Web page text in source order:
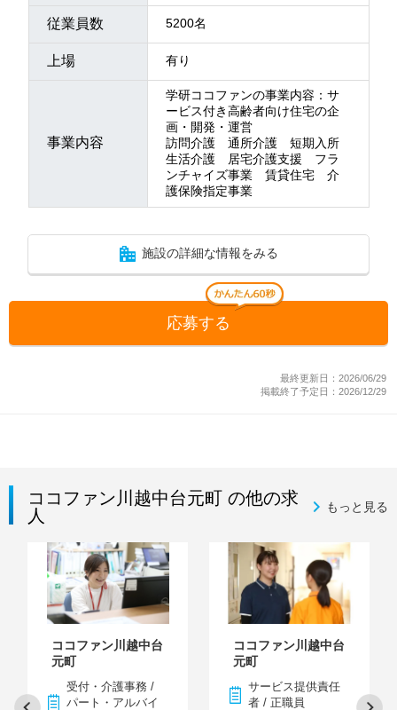
従業員数 5200名
上場 有り
事業内容
学研ココファンの事業内容：サ
ービス付き高齢者向け住宅の企
画・開発・運営
訪問介護 通所介護 短期入所
生活介護 居宅介護支援 フラ
ンチャイズ事業 賃貸住宅 介
護保険指定事業
施設の詳細な情報をみる
応募する
最終更新日：2026/06/29
掲載終了予定日：2026/12/29
ココファン川越中台元町 の他の求
人
もっと見る
ココファン川越中台
元町
受付・介護事務 /
パート・アルバイ
ココファン川越中台
元町
サービス提供責任
者 / 正職員